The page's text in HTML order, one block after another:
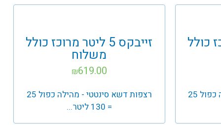
כולל
רצפות דשא סינטטי - מהילה כפול 25
זייבקס 5 ליטר מרוכז כולל
משלוח
₪619.00
רצפות דשא סינטטי - מהילה כפול 25
= 130 ליטר...